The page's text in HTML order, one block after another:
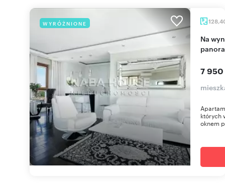
WYRÓŻNIONE
Na wynajem przestronny 128 m² apartament z
7 950
których
oknem